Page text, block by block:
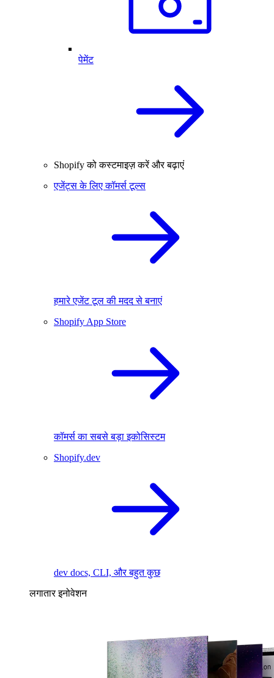
पेमेंट
Shopify को कस्टमाइज़ करें और बढ़ाएं
एजेंट्स के लिए कॉमर्स टूल्स
हमारे एजेंट टूल की मदद से बनाएं
Shopify App Store
कॉमर्स का सबसे बड़ा इकोसिस्टम
Shopify.dev
dev docs, CLI, और बहुत कुछ
लगातार इनोवेशन